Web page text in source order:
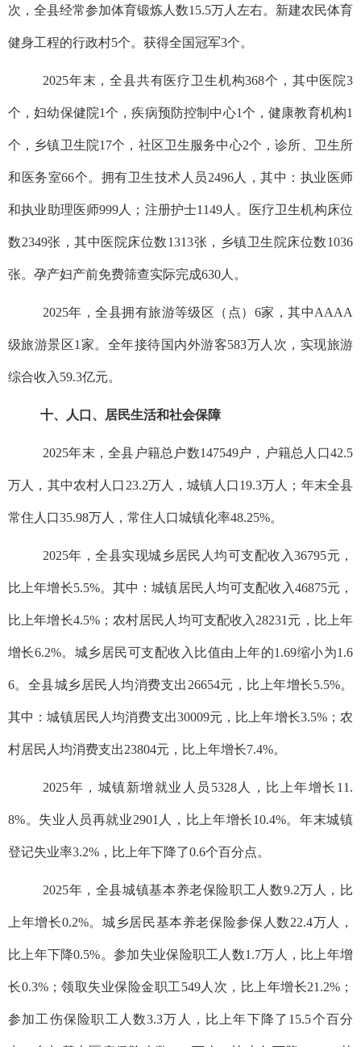
次，全县经常参加体育锻炼人数15.5万人左右。新建农民体育
健身工程的行政村5个。获得全国冠军3个。
2025年末，全县共有医疗卫生机构368个，其中医院3
个，妇幼保健院1个，疾病预防控制中心1个，健康教育机构1
个，乡镇卫生院17个，社区卫生服务中心2个，诊所、卫生所
和医务室66个。拥有卫生技术人员2496人，其中：执业医师
和执业助理医师999人；注册护士1149人。医疗卫生机构床位
数2349张，其中医院床位数1313张，乡镇卫生院床位数1036
张。孕产妇产前免费筛查实际完成630人。
2025年，全县拥有旅游等级区（点）6家，其中AAAA
级旅游景区1家。全年接待国内外游客583万人次，实现旅游
综合收入59.3亿元。
十、人口、居民生活和社会保障
2025年末，全县户籍总户数147549户，户籍总人口42.5
万人，其中农村人口23.2万人，城镇人口19.3万人；年末全县
常住人口35.98万人，常住人口城镇化率48.25%。
2025年，全县实现城乡居民人均可支配收入36795元，
比上年增长5.5%。其中：城镇居民人均可支配收入46875元，
比上年增长4.5%；农村居民人均可支配收入28231元，比上年
增长6.2%。城乡居民可支配收入比值由上年的1.69缩小为1.6
6。全县城乡居民人均消费支出26654元，比上年增长5.5%。
其中：城镇居民人均消费支出30009元，比上年增长3.5%；农
村居民人均消费支出23804元，比上年增长7.4%。
2025年，城镇新增就业人员5328人，比上年增长11.
8%。失业人员再就业2901人，比上年增长10.4%。年末城镇
登记失业率3.2%，比上年下降了0.6个百分点。
2025年，全县城镇基本养老保险职工人数9.2万人，比
上年增长0.2%。城乡居民基本养老保险参保人数22.4万人，
比上年下降0.5%。参加失业保险职工人数1.7万人，比上年增
长0.3%；领取失业保险金职工549人次，比上年增长21.2%；
参加工伤保险职工人数3.3万人，比上年下降了15.5个百分